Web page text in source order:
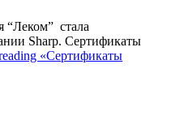
стала
Sharp. Сертификаты
«Сертификаты